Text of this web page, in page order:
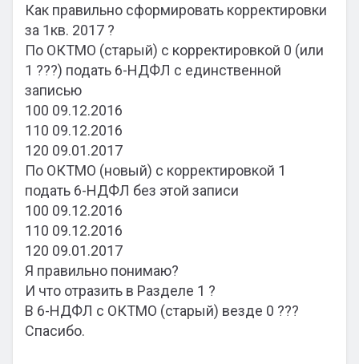
Как правильно сформировать корректировки
за 1кв. 2017 ?
По ОКТМО (старый) с корректировкой 0 (или
1 ???) подать 6-НДФЛ с единственной
записью
100 09.12.2016
110 09.12.2016
120 09.01.2017
По ОКТМО (новый) с корректировкой 1
подать 6-НДФЛ без этой записи
100 09.12.2016
110 09.12.2016
120 09.01.2017
Я правильно понимаю?
И что отразить в Разделе 1 ?
В 6-НДФЛ с ОКТМО (старый) везде 0 ???
Спасибо.